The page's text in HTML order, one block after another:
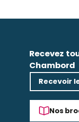
Recevez
Chambord
Recevoir
Nos